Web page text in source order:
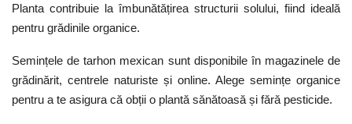
Planta contribuie la îmbunătățirea structurii solului, fiind ideală
pentru grădinile organice.
Semințele de tarhon mexican sunt disponibile în magazinele de
grădinărit, centrele naturiste și online. Alege semințe organice
pentru a te asigura că obții o plantă sănătoasă și fără pesticide.